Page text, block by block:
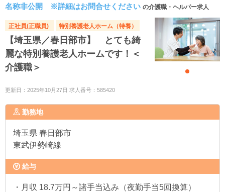
名称非公開 ※詳細はお問合せください の介護職・ヘルパー求人
正社員(正職員) 特別養護老人ホーム（特養）
【埼玉県／春日部市】 とても綺
麗な特別養護老人ホームです！＜
介護職＞
更新日：2025年10月27日 求人番号：585420
勤務地
埼玉県 春日部市
東武伊勢崎線
給与
・月収 18.7万円～諸手当込み（夜勤手当5回換算）